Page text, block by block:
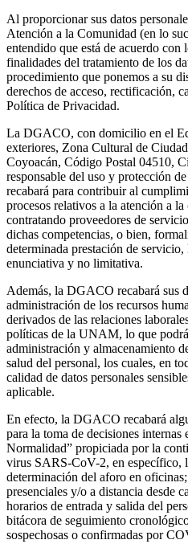
Al proporcionar sus datos
Atención a la Comunidad (en lo
entendido que está de acuerdo con
finalidades del tratamiento de los
procedimiento que ponemos a su
derechos de acceso, rectificación,
Política de Privacidad.
La DGACO, con domicilio en el
exteriores, Zona Cultural de
Coyoacán, Código Postal 04510,
responsable del uso y protección
recabará para contribuir al
procesos relativos a la atención a
contratando proveedores de
dichas competencias, o bien,
determinada prestación de
enunciativa y no limitativa.
Además, la DGACO recabará sus
administración de los recursos
derivados de las relaciones
políticas de la UNAM, lo que
administración y almacenamiento
salud del personal, los cuales, en
calidad de datos personales
aplicable.
En efecto, la DGACO recabará
para la toma de decisiones internas
Normalidad” propiciada por la
virus SARS-CoV-2, en específico,
determinación del aforo en
presenciales y/o a distancia desde
horarios de entrada y salida del
bitácora de seguimiento
sospechosas o confirmadas por